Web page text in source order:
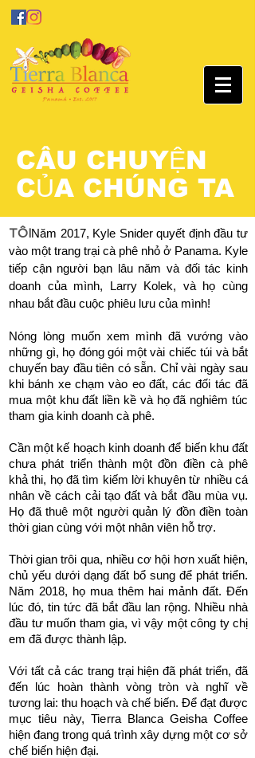
CÂU CHUYỆN
CỦA CHÚNG TA
TÔINăm 2017, Kyle Snider quyết định đầu tư
vào một trang trại cà phê nhỏ ở Panama. Kyle
tiếp cận người bạn lâu năm và đối tác kinh
doanh của mình, Larry Kolek, và họ cùng
nhau bắt đầu cuộc phiêu lưu của mình!
Nóng lòng muốn xem mình đã vướng vào
những gì, họ đóng gói một vài chiếc túi và bắt
chuyến bay đầu tiên có sẵn. Chỉ vài ngày sau
khi bánh xe chạm vào eo đất, các đối tác đã
mua một khu đất liền kề và họ đã nghiêm túc
tham gia kinh doanh cà phê.
Cần một kế hoạch kinh doanh để biến khu đất
chưa phát triển thành một đồn điền cà phê
khả thi, họ đã tìm kiếm lời khuyên từ nhiều cá
nhân về cách cải tạo đất và bắt đầu mùa vụ.
Họ đã thuê một người quản lý đồn điền toàn
thời gian cùng với một nhân viên hỗ trợ.
Thời gian trôi qua, nhiều cơ hội hơn xuất hiện,
chủ yếu dưới dạng đất bổ sung để phát triển.
Năm 2018, họ mua thêm hai mảnh đất. Đến
lúc đó, tin tức đã bắt đầu lan rộng. Nhiều nhà
đầu tư muốn tham gia, vì vậy một công ty chị
em đã được thành lập.
Với tất cả các trang trại hiện đã phát triển, đã
đến lúc hoàn thành vòng tròn và nghĩ về
tương lai: thu hoạch và chế biến. Để đạt được
mục tiêu này, Tierra Blanca Geisha Coffee
hiện đang trong quá trình xây dựng một cơ sở
chế biến hiện đại.